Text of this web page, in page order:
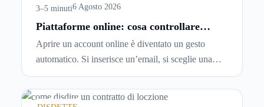
3–5 minuti6 Agosto 2026
Piattaforme online: cosa controllare
prima di iscriversi e usare servizi in
tempo reale
Aprire un account online è diventato un gesto
automatico. Si inserisce un’email, si sceglie una
password, si accetta una serie di condizioni senza
leggerle davvero. Tutto avviene in pochi minuti,